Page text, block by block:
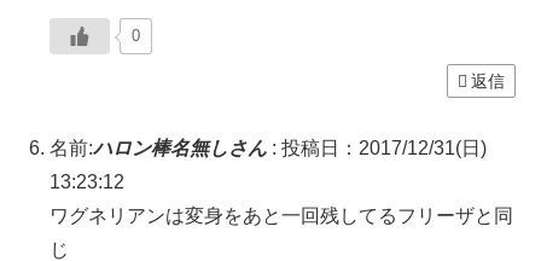
0
返信
名前:ハロン棒名無しさん : 投稿日：2017/12/31(日)
13:23:12
ワグネリアンは変身をあと一回残してるフリーザと同
じ